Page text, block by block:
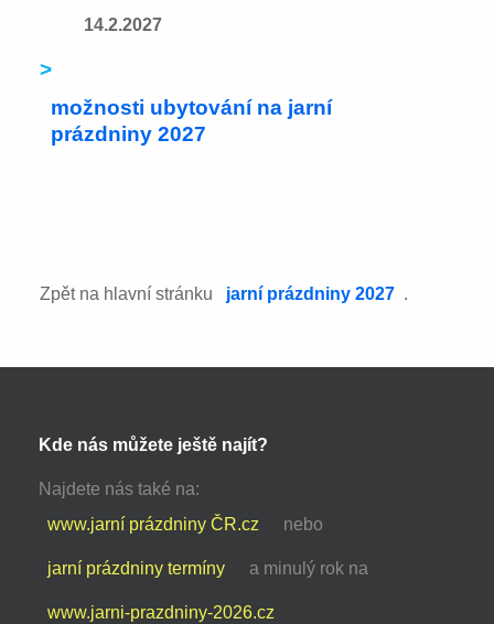
14.2.2027
>
možnosti ubytování na jarní
prázdniny 2027
Zpět na hlavní stránku jarní prázdniny 2027 .
Kde nás můžete ještě najít?
Najdete nás také na:
www.jarní prázdniny ČR.cz
nebo
jarní prázdniny termíny a minulý rok na
www.jarni-prazdniny-2026.cz